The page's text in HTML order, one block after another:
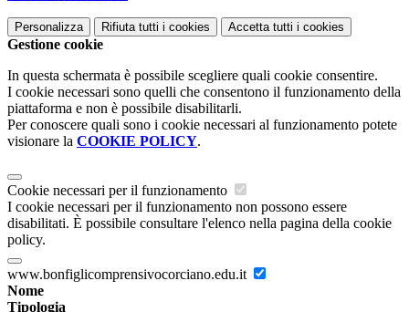
Personalizza Rifiuta tutti i cookies Accetta tutti i cookies
Gestione cookie
In questa schermata è possibile scegliere quali cookie consentire.
I cookie necessari sono quelli che consentono il funzionamento della
piattaforma e non è possibile disabilitarli.
Per conoscere quali sono i cookie necessari al funzionamento potete
visionare la COOKIE POLICY.
Cookie necessari per il funzionamento
I cookie necessari per il funzionamento non possono essere
disabilitati. È possibile consultare l'elenco nella pagina della cookie
policy.
www.bonfiglicomprensivocorciano.edu.it
Nome
Tipologia